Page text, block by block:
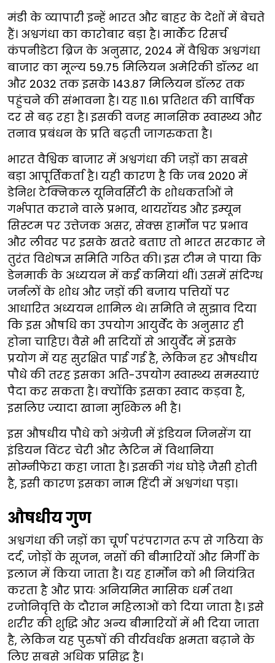
मंडी के व्यापारी इन्हें भारत और बाहर के देशों में बेचते
हैं। अश्वगंधा का कारोबार बड़ा है। मार्केट रिसर्च
कंपनीडेटा ब्रिज के अनुसार, 2024 में वैश्विक अश्वगंधा
बाजार का मूल्य 59.75 मिलियन अमेरिकी डॉलर था
और 2032 तक इसके 143.87 मिलियन डॉलर तक
पहुंचने की संभावना है। यह 11.61 प्रतिशत की वार्षिक
दर से बढ़ रहा है। इसकी वजह मानसिक स्वास्थ्य और
तनाव प्रबंधन के प्रति बढ़ती जागरुकता है।
भारत वैश्विक बाजार में अश्वगंधा की जड़ों का सबसे
बड़ा आपूर्तिकर्ता है। यही कारण है कि जब 2020 में
डेनिश टेक्निकल यूनिवर्सिटी के शोधकर्ताओं ने
गर्भपात कराने वाले प्रभाव, थायरॉयड और इम्यून
सिस्टम पर उत्तेजक असर, सेक्स हार्मोन पर प्रभाव
और लीवर पर इसके खतरे बताए तो भारत सरकार ने
तुरंत विशेषज्ञ समिति गठित की। इस टीम ने पाया कि
डेनमार्क के अध्ययन में कई कमियां थीं। उसमें संदिग्ध
जर्नलों के शोध और जड़ों की बजाय पत्तियों पर
आधारित अध्ययन शामिल थे। समिति ने सुझाव दिया
कि इस औषधि का उपयोग आयुर्वेद के अनुसार ही
होना चाहिए। वैसे भी सदियों से आयुर्वेद में इसके
प्रयोग में यह सुरक्षित पाई गई है, लेकिन हर औषधीय
पौधे की तरह इसका अति-उपयोग स्वास्थ्य समस्याएं
पैदा कर सकता है। क्योंकि इसका स्वाद कड़वा है,
इसलिए ज्यादा खाना मुश्किल भी है।
इस औषधीय पौधे को अंग्रेजी में इंडियन जिनसेंग या
इंडियन विंटर चेरी और लैटिन में विथानिया
सोम्नीफेरा कहा जाता है। इसकी गंध घोड़े जैसी होती
है, इसी कारण इसका नाम हिंदी में अश्वगंधा पड़ा।
औषधीय गुण
अश्वगंधा की जड़ों का चूर्ण परंपरागत रूप से गठिया के
दर्द, जोड़ों के सूजन, नसों की बीमारियों और मिर्गी के
इलाज में किया जाता है। यह हार्मोन को भी नियंत्रित
करता है और प्रायः अनियमित मासिक धर्म तथा
रजोनिवृत्ति के दौरान महिलाओं को दिया जाता है। इसे
शरीर की शुद्धि और अन्य बीमारियों में भी दिया जाता
है, लेकिन यह पुरुषों की वीर्यवर्धक क्षमता बढ़ाने के
लिए सबसे अधिक प्रसिद्ध है।